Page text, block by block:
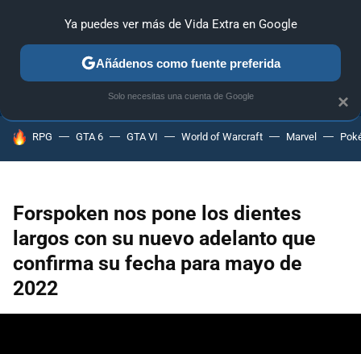
ANÁLISIS GUÍAS Y TRUCOS PC SONY NINTENDO
HOY SE HABLA DE
RPG GTA 6 GTA VI World of Warcraft Marvel
Forspoken nos pone los dientes
largos con su nuevo adelanto que
confirma su fecha para mayo de
2022
×
Ya puedes ver más de Vida Extra en Google
Añádenos como fuente preferida
Solo necesitas una cuenta de Google